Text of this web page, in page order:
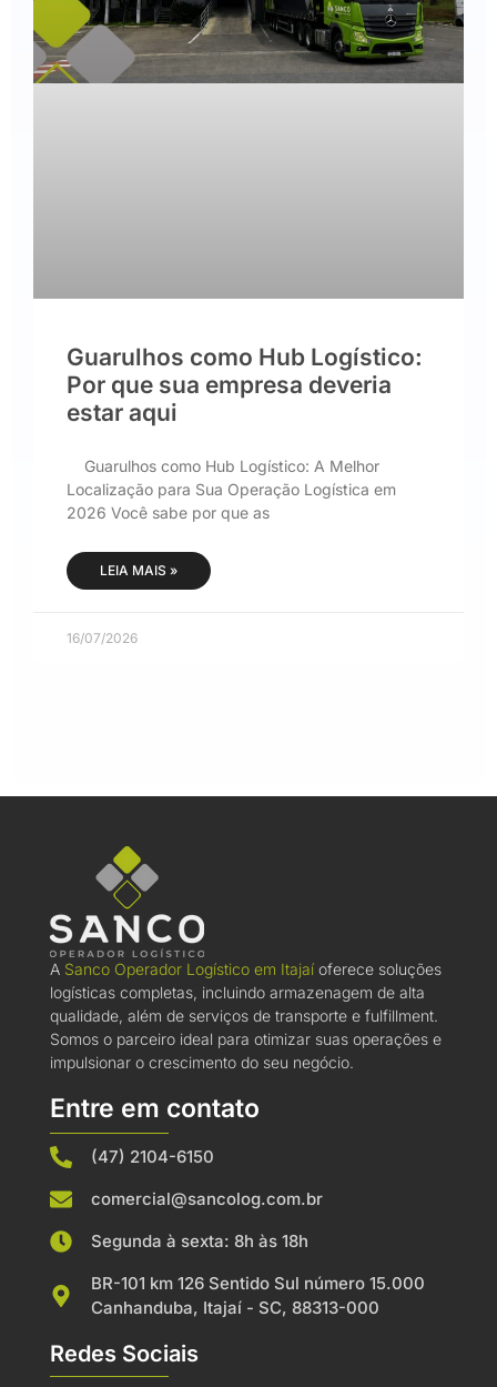
Guarulhos como Hub Logístico:
Por que sua empresa deveria
estar aqui
Guarulhos como Hub Logístico: A Melhor
Localização para Sua Operação Logística em
2026 Você sabe por que as
LEIA MAIS »
16/07/2026
A Sanco Operador Logístico em Itajaí oferece soluções
logísticas completas, incluindo armazenagem de alta
qualidade, além de serviços de transporte e fulfillment.
Somos o parceiro ideal para otimizar suas operações e
impulsionar o crescimento do seu negócio.
Entre em contato
(47) 2104-6150
comercial@sancolog.com.br
Segunda à sexta: 8h às 18h
BR-101 km 126 Sentido Sul número 15.000
Canhanduba, Itajaí - SC, 88313-000
Redes Sociais